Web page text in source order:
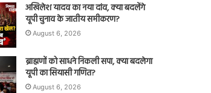
अखिलेश यादव का नया दांव, क्या बदलेंगे
यूपी चुनाव के जातीय समीकरण?
August 6, 2026
ब्राह्मणों को साधने निकली सपा, क्या बदलेगा
यूपी का सियासी गणित?
August 6, 2026